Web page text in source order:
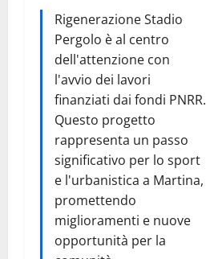
Rigenerazione Stadio
Pergolo è al centro
dell'attenzione con
l'avvio dei lavori
finanziati dai fondi PNRR.
Questo progetto
rappresenta un passo
significativo per lo sport
e l'urbanistica a Martina,
promettendo
miglioramenti e nuove
opportunità per la